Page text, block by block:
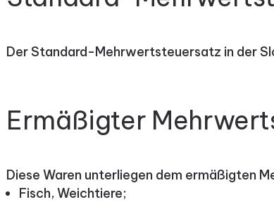
Der Standard-Mehrwertsteuersatz in der
Ermäßigter
Diese Waren unterliegen dem ermäßigten
Fisch, Weichtiere;